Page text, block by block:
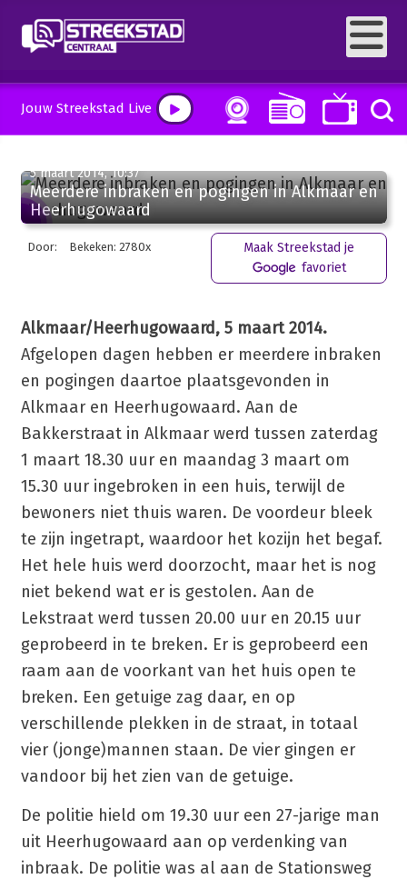
Jouw Streekstad Live
5 maart 2014, 10:37
Meerdere inbraken en pogingen in Alkmaar en
Heerhugowaard
Door: Bekeken: 2780x
Maak Streekstad je
favoriet
Alkmaar/Heerhugowaard, 5 maart 2014.
Afgelopen dagen hebben er meerdere inbraken
en pogingen daartoe plaatsgevonden in
Alkmaar en Heerhugowaard. Aan de
Bakkerstraat in Alkmaar werd tussen zaterdag
1 maart 18.30 uur en maandag 3 maart om
15.30 uur ingebroken in een huis, terwijl de
bewoners niet thuis waren. De voordeur bleek
te zijn ingetrapt, waardoor het kozijn het begaf.
Het hele huis werd doorzocht, maar het is nog
niet bekend wat er is gestolen. Aan de
Lekstraat werd tussen 20.00 uur en 20.15 uur
geprobeerd in te breken. Er is geprobeerd een
raam aan de voorkant van het huis open te
breken. Een getuige zag daar, en op
verschillende plekken in de straat, in totaal
vier (jonge)mannen staan. De vier gingen er
vandoor bij het zien van de getuige.
De politie hield om 19.30 uur een 27-jarige man
uit Heerhugowaard aan op verdenking van
inbraak. De politie was al aan de Stationsweg